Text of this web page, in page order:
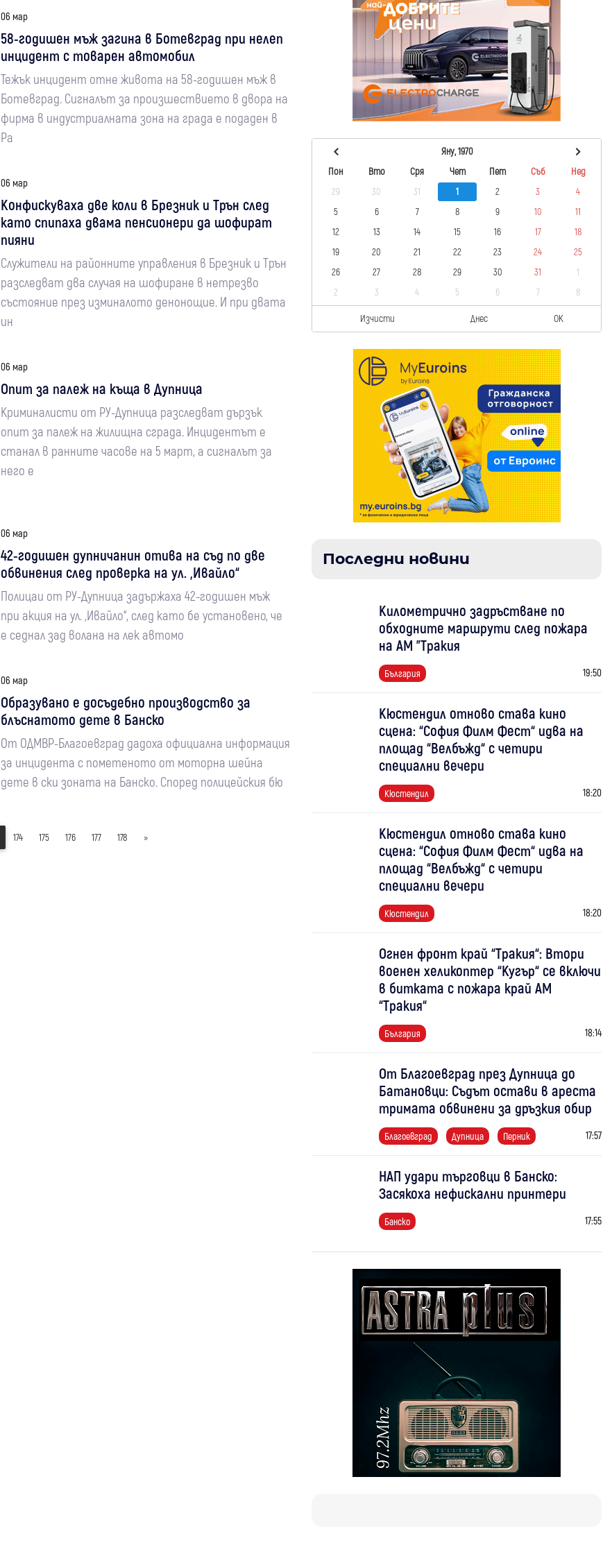
06 мар
58-годишен мъж загина в Ботевград при нелеп
инцидент с товарен автомобил
Тежък инцидент отне живота на 58-годишен мъж в
Ботевград. Сигналът за произшествието в двора на
фирма в индустриалната зона на града е подаден в
Ра
06 мар
Конфискуваха две коли в Брезник и Трън след
като спипаха двама пенсионери да шофират
пияни
Служители на районните управления в Брезник и Трън
разследват два случая на шофиране в нетрезво
състояние през изминалото денонощие. И при двата
ин
06 мар
Опит за палеж на къща в Дупница
Криминалисти от РУ-Дупница разследват дързък
опит за палеж на жилищна сграда. Инцидентът е
станал в ранните часове на 5 март, а сигналът за
него е
06 мар
42-годишен дупничанин отива на съд по две
обвинения след проверка на ул. „Ивайло“
Полицаи от РУ-Дупница задържаха 42-годишен мъж
при акция на ул. „Ивайло“, след като бе установено, че
е седнал зад волана на лек автомо
06 мар
Образувано е досъдебно производство за
блъснатото дете в Банско
От ОДМВР-Благоевград дадоха официална информация
за инцидента с пометеното от моторна шейна
дете в ски зоната на Банско. Според полицейския бю
174 175 176 177 178 »
Яну, 1970
Пон
Вто Сря Чет Пет Съб
Нед
29
30 31 1 2 3
4
5
6 7 8 9 10
11
12
13 14 15 16 17
18
19
20 21 22 23 24
25
26
27 28 29 30 31
1
2
3 4 5 6 7 8
Изчисти Днес OK
Последни новини
Километрично задръстване по
обходните маршрути след пожара
на АМ "Тракия
България 19:50
Кюстендил отново става кино
сцена: “София Филм Фест“ идва на
площад “Велбъжд“ с четири
специални вечери
Кюстендил 18:20
Кюстендил отново става кино
сцена: “София Филм Фест“ идва на
площад “Велбъжд“ с четири
специални вечери
Кюстендил 18:20
Огнен фронт край “Тракия“: Втори
военен хеликоптер “Кугър“ се включи
в битката с пожара край АМ
“Тракия“
България 18:14
От Благоевград през Дупница до
Батановци: Съдът остави в ареста
тримата обвинени за дръзкия обир
Благоевград Дупница Перник 17:57
НАП удари търговци в Банско:
Засякоха нефискални принтери
Банско 17:55